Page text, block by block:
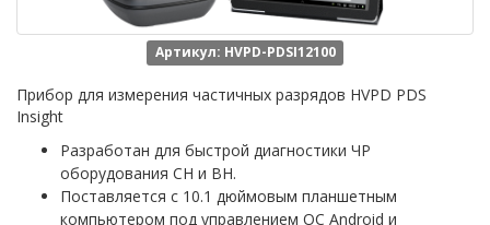
Артикул: HVPD-PDSI12100
Прибор для измерения частичных разрядов HVPD PDS
Insight
Разработан для быстрой диагностики ЧР
оборудования СН и ВН.
Поставляется с 10.1 дюймовым планшетным
компьютером под управлением ОС Android и